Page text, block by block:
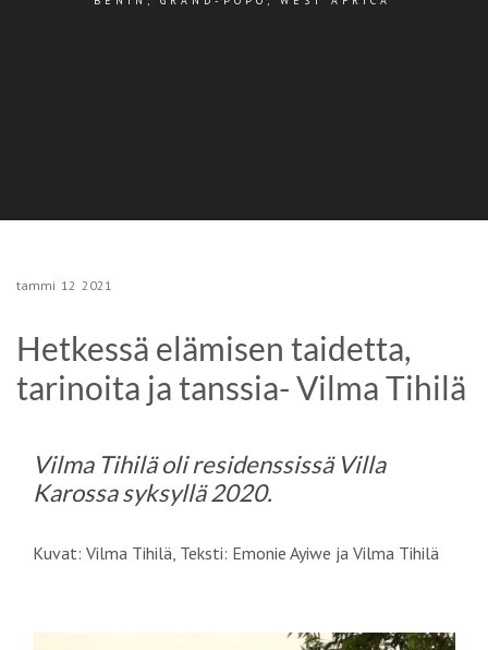
tammi 12 2021
Hetkessä elämisen taidetta,
tarinoita ja tanssia- Vilma Tihilä
Vilma Tihilä oli residenssissä Villa
Karossasyksyllä 2020.
Kuvat: Vilma Tihilä, Teksti: Emonie Ayiwe ja Vilma Tihilä